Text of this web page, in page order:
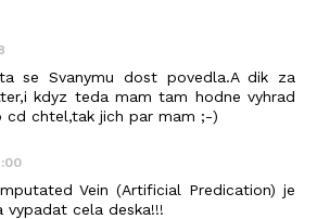
se Svanymu dost povedla.A dik za
kdyz teda mam tam hodne vyhrad
cd chtel,tak jich par mam ;-)
Vein (Artificial Predication) je
vypadat cela deska!!!